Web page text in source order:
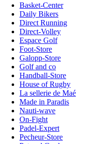
Basket-Center
Daily Bikers
Direct Running
Direct-Volley
Espace Golf
Foot-Store
Galopp-Store
Golf and co
Handball-Store
House of Rugby
La sellerie de Maé
Made in Paradis
Nauti-wave
On-Fight
Padel-Expert
Pecheur-Store